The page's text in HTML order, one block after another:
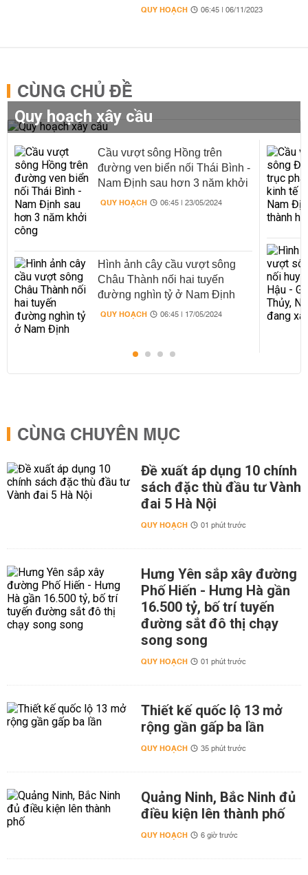
QUY HOẠCH 06:45 | 06/11/2023
CÙNG CHỦ ĐỀ
Quy hoạch xây cầu
Cầu vượt sông Hồng trên
đường ven biển nối Thái Bình -
Nam Định sau hơn 3 năm khởi
công
QUY HOẠCH 06:45 | 23/05/2024
Hình ảnh cây cầu vượt sông
Châu Thành nối hai tuyến
đường nghìn tỷ ở Nam Định
QUY HOẠCH 06:45 | 17/05/2024
CÙNG CHUYÊN MỤC
Đề xuất áp dụng 10 chính
sách đặc thù đầu tư Vành
đai 5 Hà Nội
QUY HOẠCH 01 phút trước
Hưng Yên sắp xây đường
Phố Hiến - Hưng Hà gần
16.500 tỷ, bố trí tuyến
đường sắt đô thị chạy
song song
QUY HOẠCH 01 phút trước
Thiết kế quốc lộ 13 mở
rộng gần gấp ba lần
QUY HOẠCH 35 phút trước
Quảng Ninh, Bắc Ninh đủ
điều kiện lên thành phố
QUY HOẠCH 6 giờ trước